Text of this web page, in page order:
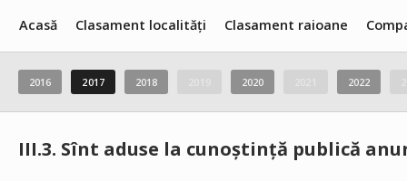
Acasă Clasament localități Clasament raioane
2016 2017 2018 2020 2022
III.3. Sînt aduse la cunoștință publică